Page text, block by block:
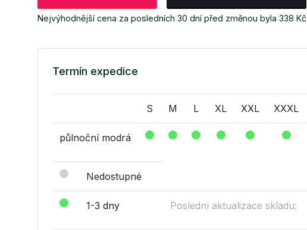
Nejvýhodnější cena za posledních 30 dní před změnou byla 338 Kč
Termín expedice
S M L XL XXL XXXL
půlnoční modrá
Nedostupné
1-3 dny Poslední aktualizace skladu: